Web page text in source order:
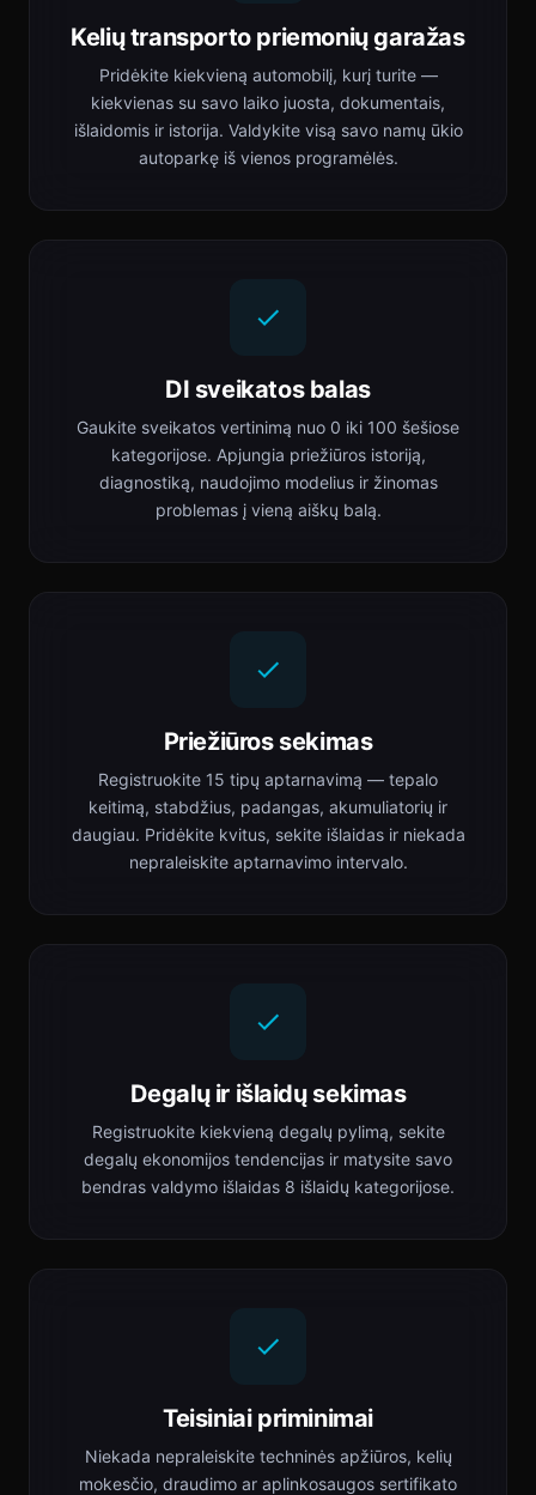
Kelių transporto priemonių garažas
Pridėkite kiekvieną automobilį, kurį turite —
kiekvienas su savo laiko juosta, dokumentais,
išlaidomis ir istorija. Valdykite visą savo namų ūkio
autoparkę iš vienos programėlės.
DI sveikatos balas
Gaukite sveikatos vertinimą nuo 0 iki 100 šešiose
kategorijose. Apjungia priežiūros istoriją,
diagnostiką, naudojimo modelius ir žinomas
problemas į vieną aiškų balą.
Priežiūros sekimas
Registruokite 15 tipų aptarnavimą — tepalo
keitimą, stabdžius, padangas, akumuliatorių ir
daugiau. Pridėkite kvitus, sekite išlaidas ir niekada
nepraleiskite aptarnavimo intervalo.
Degalų ir išlaidų sekimas
Registruokite kiekvieną degalų pylimą, sekite
degalų ekonomijos tendencijas ir matysite savo
bendras valdymo išlaidas 8 išlaidų kategorijose.
Teisiniai priminimai
Niekada nepraleiskite techninės apžiūros, kelių
mokesčio, draudimo ar aplinkosaugos sertifikato